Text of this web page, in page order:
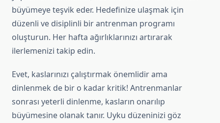
büyümeye teşvik eder. Hedefinize ulaşmak için
düzenli ve disiplinli bir antrenman programı
oluşturun. Her hafta ağırlıklarınızı artırarak
ilerlemenizi takip edin.
Evet, kaslarınızı çalıştırmak önemlidir ama
dinlenmek de bir o kadar kritik! Antrenmanlar
sonrası yeterli dinlenme, kasların onarılıp
büyümesine olanak tanır. Uyku düzeninizi göz